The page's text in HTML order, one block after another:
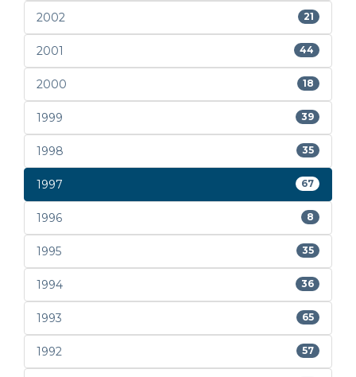
2002 21
2001 44
2000 18
1999 39
1998 35
1997 67
1996 8
1995 35
1994 36
1993 65
1992 57